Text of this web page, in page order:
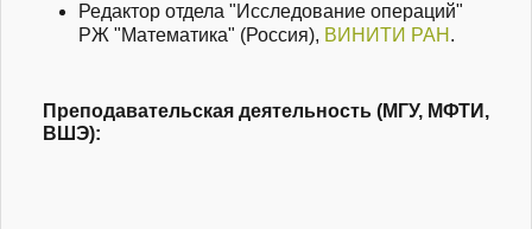
Редактор отдела "Исследование операций"
РЖ "Математика" (Россия), ВИНИТИ РАН .
Преподавательская деятельность (МГУ, МФТИ,
ВШЭ):